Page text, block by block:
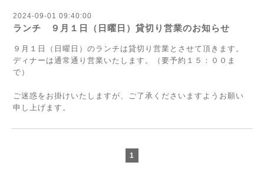
2024-09-01 09:40:00
ランチ ９月１日（日曜日）貸切り営業のお知らせ
９月１日（日曜日）のランチは貸切り営業とさせて頂きます。
ディナーは通常通り営業いたします。（要予約１５：００ま
で）
ご迷惑をお掛けいたしますが、ご了承くださいますようお願い
申し上げます。
1